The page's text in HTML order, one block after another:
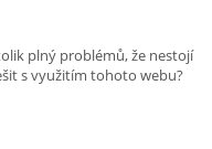
plný problémů, že nestojí
s využitím tohoto webu?